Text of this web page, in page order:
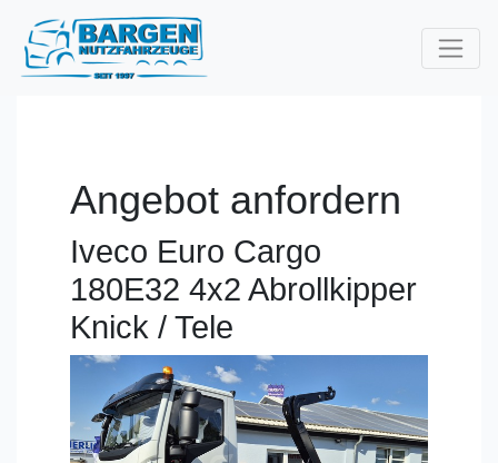
Angebot anfordern
Iveco Euro Cargo
180E32 4x2 Abrollkipper
Knick / Tele